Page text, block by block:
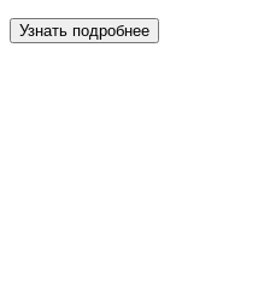
Узнать подробнее